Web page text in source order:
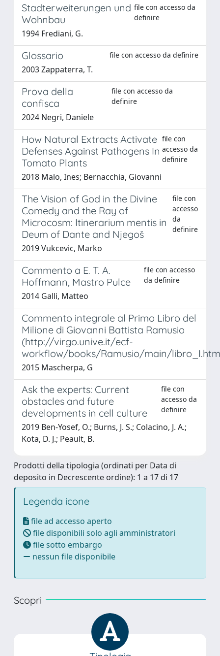
Stadterweiterungen und
Wohnbau
file con accesso da
definire
1994 Frediani, G.
Glossario file con accesso da definire
2003 Zappaterra, T.
Prova della
confisca
file con accesso da
definire
2024 Negri, Daniele
How Natural Extracts Activate
Defenses Against Pathogens In
Tomato Plants
file con
accesso da
definire
2018 Malo, Ines; Bernacchia, Giovanni
The Vision of God in the Divine
Comedy and the Ray of
Microcosm: Itinerarium mentis in
Deum of Dante and Njegoš
file con
accesso
da
definire
2019 Vukcevic, Marko
Commento a E. T. A.
Hoffmann, Mastro Pulce
file con accesso
da definire
2014 Galli, Matteo
Commento integrale al Primo Libro del
Milione di Giovanni Battista Ramusio
(http://virgo.unive.it/ecf-
workflow/books/Ramusio/main/
2015 Mascherpa, G
Ask the experts: Current
obstacles and future
developments in cell culture
file con
accesso da
definire
2019 Ben-Yosef, O.; Burns, J. S.; Colacino, J. A.;
Kota, D. J.; Peault, B.
Prodotti della tipologia (ordinati per Data di
deposito in Decrescente ordine): 1 a 17 di 17
Legenda icone
file ad accesso aperto
file disponibili solo agli amministratori
file sotto embargo
nessun file disponibile
Scopri